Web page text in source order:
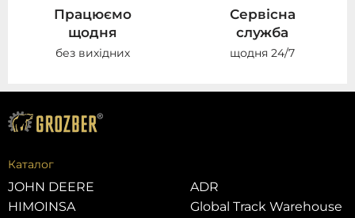
Працюємо
щодня
без вихідних
Сервісна
служба
щодня 24/7
Каталог
JOHN DEERE
HIMOINSA
ADR
Global Track Warehouse